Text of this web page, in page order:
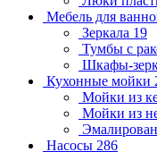
Мебель для
Зеркала 19
Тумбы с
Шкафы-
Кухонные мойки
Мойки из
Мойки из
Насосы 286